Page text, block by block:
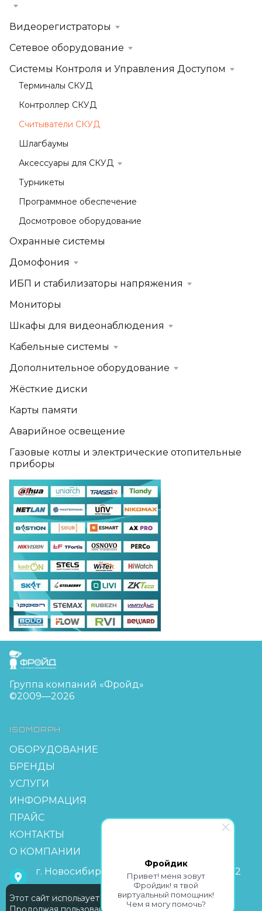
Фройдик
Привет! меня зовут
Фройдик! я твой
виртуальный помощник!
Чем я могу помочь?
Видеорегистраторы
Сетевое оборудование
Системы Контроля и Управления Доступом
Терминалы СКУД
Контроллер СКУД
Считыватели СКУД
Шлагбаумы
Аксессуары для СКУД
Турникеты
Программное обеспечение
Досмотровое оборудование
Охранные системы
Домофония
ИБП и стабилизаторы напряжения
Мониторы
Шкафы для видеонаблюдения
Кабельные системы
Дополнительное оборудование
Жёсткие диски
Карты памяти
Аварийное освещение
Газовые котлы и электрические отопительные
приборы
FreudGroup
Группа компаний «Фройд»
©2009—2026
ISOMORPH
ОБОРУДОВАНИЕ
БРЕНДЫ
УСЛУГИ
ИНФОРМАЦИЯ
ПРАЙС
КОНТАКТЫ
О КОМПАНИИ
г. Новосибирск, мкр Горский 63, офис 2-2
+7 (383) 349-55-88
Этот сайт использует Cookie